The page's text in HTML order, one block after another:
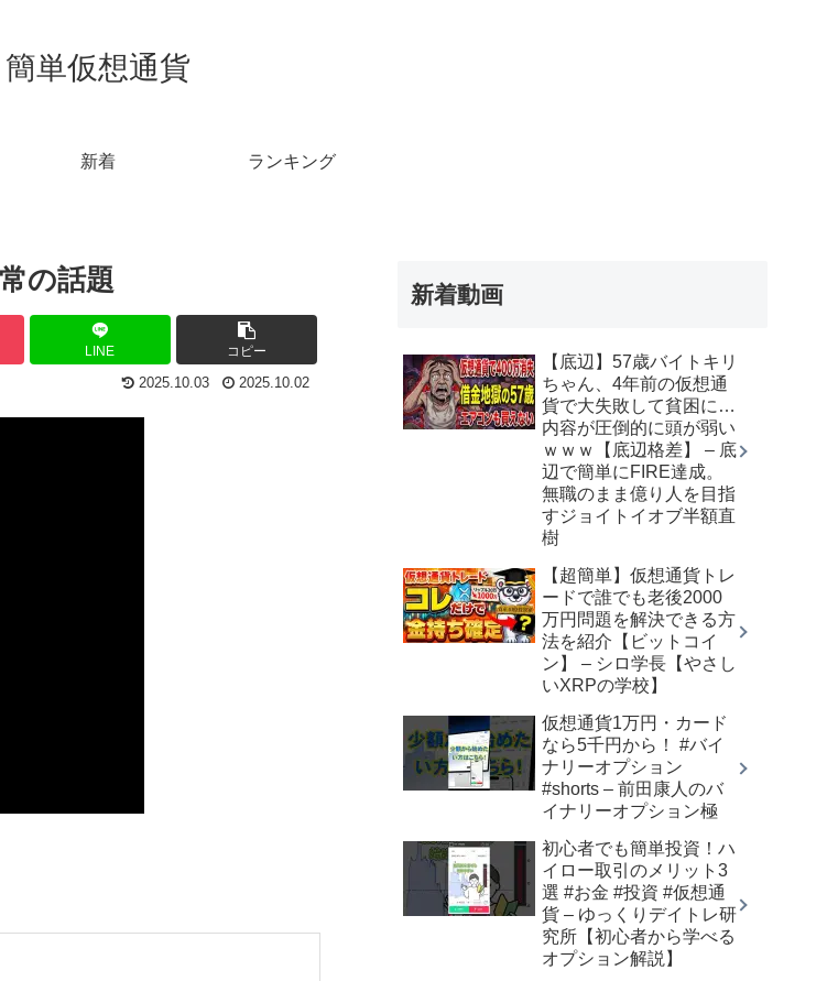
簡単仮想通貨
新着 ランキング
の話題
LINE コピー
2025.10.03 2025.10.02
新着動画
【底辺】57歳バイトキリ
ちゃん、4年前の仮想通
貨で大失敗して貧困に…
内容が圧倒的に頭が弱い
ｗｗｗ【底辺格差】 – 底
辺で簡単にFIRE達成。
無職のまま億り人を目指
すジョイトイオブ半額直
樹
【超簡単】仮想通貨トレ
ードで誰でも老後2000
万円問題を解決できる方
法を紹介【ビットコイ
ン】 – シロ学長【やさし
いXRPの学校】
仮想通貨1万円・カード
なら5千円から！ #バイ
ナリーオプション
#shorts – 前田康人のバ
イナリーオプション極
初心者でも簡単投資！ハ
イロー取引のメリット3
選 #お金 #投資 #仮想通
貨 – ゆっくりデイトレ研
究所【初心者から学べる
オプション解説】